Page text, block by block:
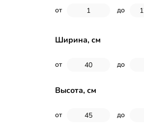
от до
Ширина, см
от до
Высота, см
от до